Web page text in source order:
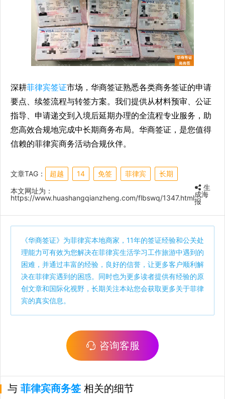
深耕菲律宾签证市场，华商签证熟悉各类商务签证的申请
要点、续签流程与转签方案。我们提供从材料预审、公证
指导、申请递交到入境后延期办理的全流程专业服务，助
您高效合规地完成中长期商务布局。华商签证，是您值得
信赖的菲律宾商务活动合规伙伴。
文章TAG： 超越 14 免签 菲律宾
长期
本文网址为：
https://www.huashangqianzheng.com/flbswq/1347.html
生
成海
报
《华商签证》为菲律宾本地商家，11年的签证经验和公关处
理能力可有效为您解决在菲律宾生活学习工作旅游中遇到的
困难，并通过丰富的经验，良好的信誉，让更多客户顺利解
决在菲律宾遇到的困惑。同时也为更多读者提供有经验的原
创文章和国际化视野，长期关注本站您会获取更多关于菲律
宾的真实信息。
咨询客服
与 菲律宾商务签 相关的细节